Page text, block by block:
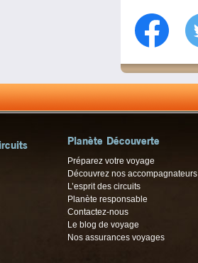
Planète Découverte
Préparez votre voyage
Découvrez nos accompagnateurs
L’esprit des circuits
Planète responsable
Contactez-nous
Le blog de voyage
Nos assurances voyages